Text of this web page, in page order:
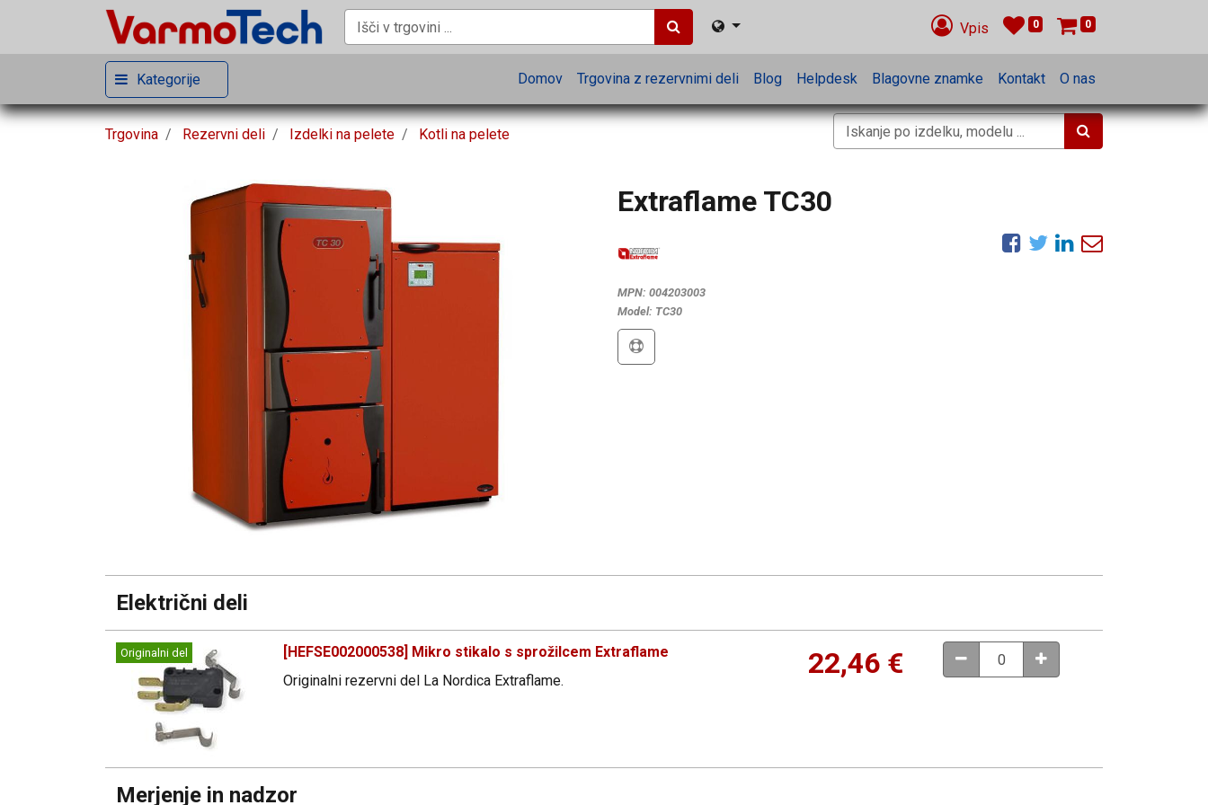
Vpis 0 0
Kategorije Domov Trgovina z rezervnimi deli Blog Helpdesk Blagovne znamke Kontakt O nas
Trgovina Rezervni deli Izdelki na pelete Kotli na pelete
Extraflame TC30
MPN: 004203003
Model: TC30
Električni deli
Originalni del
[HEFSE002000538] Mikro stikalo s sprožilcem Extraflame
Originalni rezervni del La Nordica Extraflame.
22,46 €
Merjenje in nadzor